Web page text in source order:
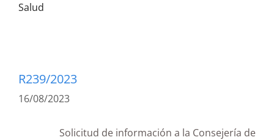
Salud
R239/2023
16/08/2023
Solicitud de información a la Consejería de